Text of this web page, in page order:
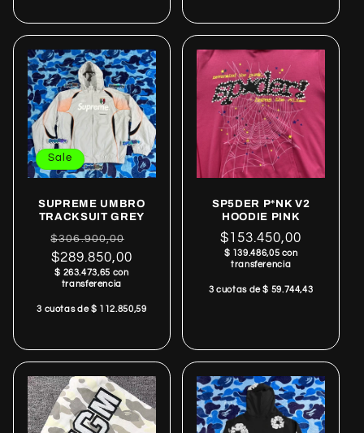
Sale
SUPREME UMBRO
TRACKSUIT GREY
Regular
price
$306.900,00
$289.850,00
$ 263.473,65 con
transferencia
3 cuotas de $ 112.850,59
SP5DER P*NK V2
HOODIE PINK
Regular
price
$153.450,00
$ 139.486,05 con
transferencia
3 cuotas de $ 59.744,43